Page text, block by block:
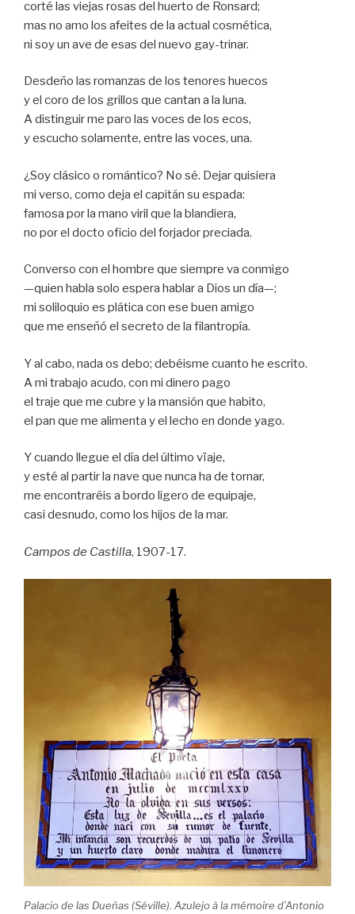
corté las viejas rosas del huerto de Ronsard;
mas no amo los afeites de la actual cosmética,
ni soy un ave de esas del nuevo gay-trinar.
Desdeño las romanzas de los tenores huecos
y el coro de los grillos que cantan a la luna.
A distinguir me paro las voces de los ecos,
y escucho solamente, entre las voces, una.
¿Soy clásico o romántico? No sé. Dejar quisiera
mi verso, como deja el capitán su espada:
famosa por la mano viril que la blandiera,
no por el docto oficio del forjador preciada.
Converso con el hombre que siempre va conmigo
—quien habla solo espera hablar a Dios un día—;
mi soliloquio es plática con ese buen amigo
que me enseñó el secreto de la filantropía.
Y al cabo, nada os debo; debéisme cuanto he escrito.
A mi trabajo acudo, con mi dinero pago
el traje que me cubre y la mansión que habito,
el pan que me alimenta y el lecho en donde yago.
Y cuando llegue el día del último vïaje,
y esté al partir la nave que nunca ha de tornar,
me encontraréis a bordo ligero de equipaje,
casi desnudo, como los hijos de la mar.
Campos de Castilla, 1907-17.
Palacio de las Dueñas (Séville). Azulejo à la mémoire d’Antonio